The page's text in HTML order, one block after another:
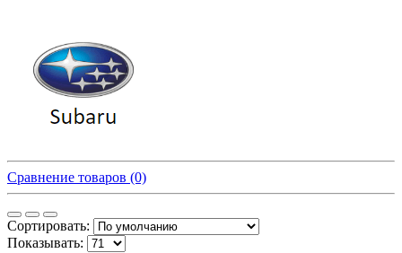
Сравнение товаров (0)
Сортировать:
Показывать: